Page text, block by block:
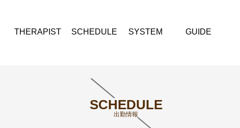
THERAPIST SCHEDULE SYSTEM GUIDE
SCHEDULE
出勤情報